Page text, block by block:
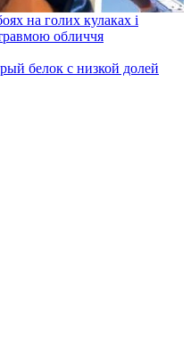
на голих кулаках і
обличчя
белок с низкой долей